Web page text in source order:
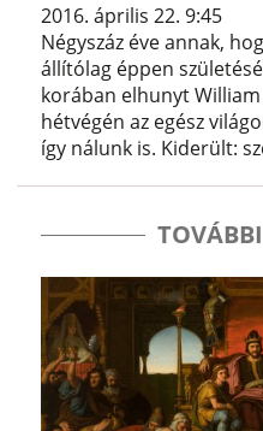
2016. április 22. 9:45
Négyszáz éve annak,
állítólag éppen
korában elhunyt William
hétvégén az egész
így nálunk is. Kiderült: